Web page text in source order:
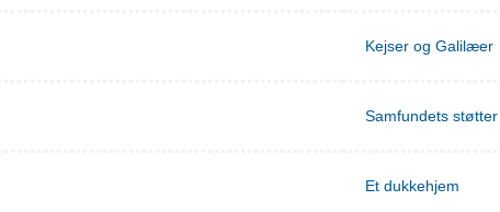
Kejser og Galilæer
Samfundets støtter
Et dukkehjem